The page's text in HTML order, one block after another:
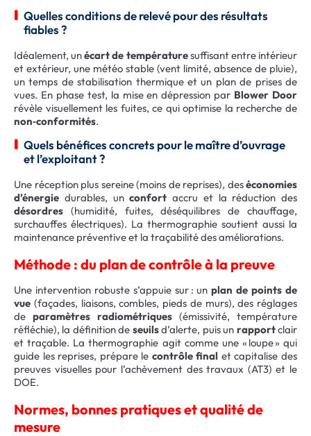
Quelles conditions de relevé pour des résultats
fiables ?
Idéalement, unécart de températuresuffisant entre intérieur
et extérieur, une météo stable (vent limité, absence de pluie),
un temps de stabilisation thermique et un plan de prises de
vues. En phase test, la mise en dépression par Blower Door
révèle visuellement les fuites, ce qui optimise la recherche de
non‑conformités.
Quels bénéfices concrets pour le maître d’ouvrage
et l’exploitant ?
Une réception plus sereine (moins de reprises), deséconomies
d’énergie durables, unconfort accru et la réduction des
désordres (humidité, fuites, déséquilibres de chauffage,
surchauffes électriques). La thermographie soutient aussi la
maintenance préventive et la traçabilité des améliorations.
Méthode : du plan de contrôle à la preuve
Une intervention robuste s’appuie sur : unplan de points de
vue (façades, liaisons, combles, pieds de murs), des réglages
de paramètres radiométriques (émissivité, température
réfléchie), la définition de seuilsd’alerte, puis un rapportclair
et traçable. La thermographie agit comme une « loupe » qui
guide les reprises, prépare le contrôle final et capitalise des
preuves visuelles pour l’achèvement des travaux (AT3) et le
DOE.
Normes, bonnes pratiques et qualité de
mesure